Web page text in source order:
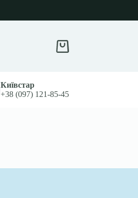
Кошик
Київстар
+38 (097) 121-85-45